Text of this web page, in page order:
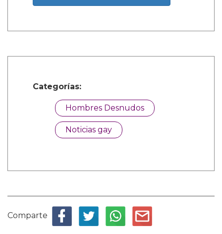
Categorías:
Hombres Desnudos
Noticias gay
Comparte